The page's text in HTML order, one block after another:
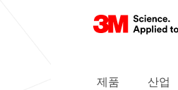
제품 산업